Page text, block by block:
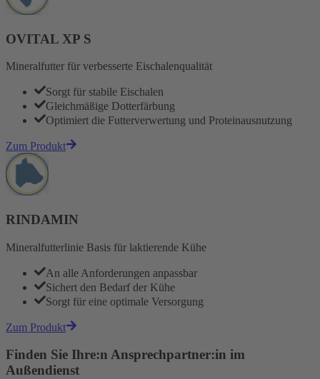
OVITAL XP S
Mineralfutter für verbesserte Eischalenqualität
Sorgt für stabile Eischalen
Gleichmäßige Dotterfärbung
Optimiert die Futterverwertung und Proteinausnutzung
Zum Produkt
RINDAMIN
Mineralfutterlinie Basis für laktierende Kühe
An alle Anforderungen anpassbar
Sichert den Bedarf der Kühe
Sorgt für eine optimale Versorgung
Zum Produkt
Finden Sie Ihre:n Ansprechpartner:in im
Außendienst